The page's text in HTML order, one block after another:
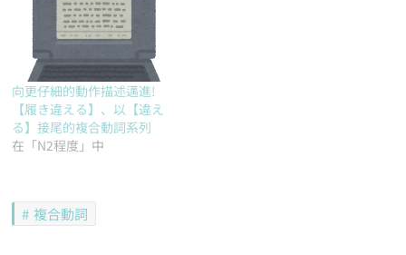
向更仔細的動作描述邁進!
【履き違える】、以【違え
る】接尾的複合動詞系列
在「N2程度」中
複合動詞